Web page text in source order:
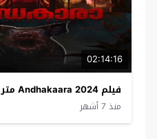
02:14:16
فيلم Andhakaara 2024 مترجم
منذ 7 أشهر